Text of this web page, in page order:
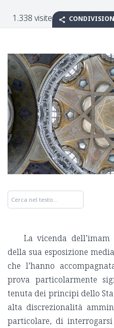
1.338 visite
La vicenda
della sua esposizione
che l’hanno
prova particolarmente
tenuta dei principi dello
alta discrezionalità
particolare, di